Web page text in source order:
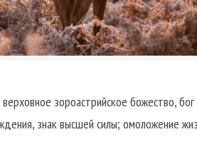
зороастрийское божество,
знак высшей силы; омоложение